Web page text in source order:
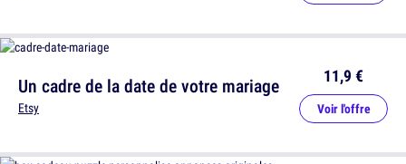
Un cadre de la date de votre mariage
Etsy
11,9 €
Voir l'offre